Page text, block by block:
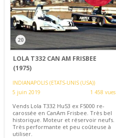
20
LOLA T332 CAN AM FRISBEE
(1975)
INDIANAPOLIS (ETATS-UNIS (USA))
5 juin 2019
1 458 vues
Vends Lola T332 Hu53 ex F5000 re-
carossée en CanAm Frisbee. Très bel
historique. Moteur et réservoir neufs.
Très performante et peu coûteuse à
utiliser.